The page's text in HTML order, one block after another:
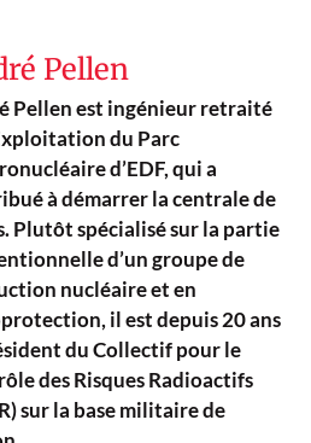
: 9 novembre 2022 à 6h38
de voter pour des gens qui vous
de baisse massive de la
ou l’interdiction des véhicules